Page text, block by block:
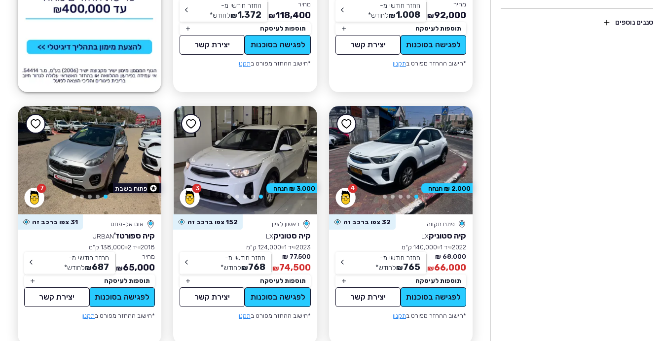
סננים נוספים
מחיר
92,000
₪
החזר חודשי מ-
1,008
₪לחודש*
תוספות לעיסקה
לפגישה בסוכנות יצירת קשר
*חישוב ההחזר מפורט בתקנון
מחיר
118,400
₪
החזר חודשי מ-
1,372
₪לחודש*
תוספות לעיסקה
לפגישה בסוכנות יצירת קשר
*חישוב ההחזר מפורט בתקנון
4
פתח תקווה 32 צפו ברכב זה
קיה סטוניקLX
2022 יד 1
140,000 ק״מ
68,000 ₪
66,000
₪
החזר חודשי מ-
765
₪לחודש*
תוספות לעיסקה
לפגישה בסוכנות יצירת קשר
*חישוב ההחזר מפורט בתקנון
2,000 ₪ הנחה 3
ראשון לציון 152 צפו ברכב זה
קיה סטוניקLX
2023 יד 1
124,000 ק״מ
77,500 ₪
74,500
₪
החזר חודשי מ-
768
₪לחודש*
תוספות לעיסקה
לפגישה בסוכנות יצירת קשר
*חישוב ההחזר מפורט בתקנון
3,000 ₪ הנחה 7
אום אל-פחם 31 צפו ברכב זה
קיה ספורטז'URBAN
2018 יד 2
138,000 ק״מ
מחיר
65,000
₪
החזר חודשי מ-
687
₪לחודש*
תוספות לעיסקה
לפגישה בסוכנות יצירת קשר
*חישוב ההחזר מפורט בתקנון
פתוח בשבת